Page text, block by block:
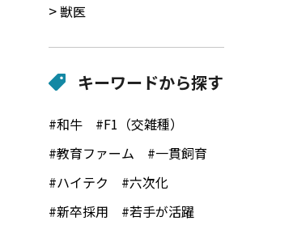
獣医
キーワードから探す
#和牛
#F1（交雑種）
#教育ファーム
#一貫飼育
#ハイテク
#六次化
#新卒採用
#若手が活躍